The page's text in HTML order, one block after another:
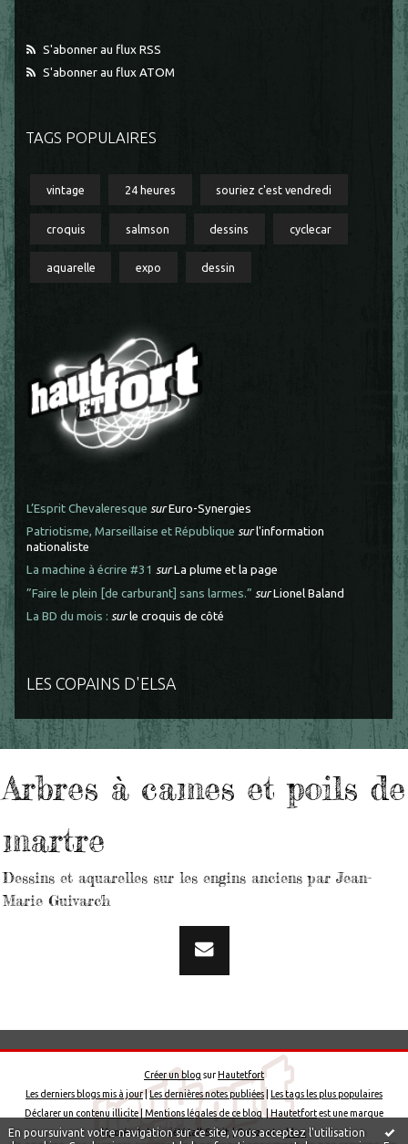
En poursuivant votre navigation sur ce site, vous acceptez l'utilisation
S'abonner au flux RSS
S'abonner au flux ATOM
TAGS POPULAIRES
vintage 24 heures souriez c'est vendredi
croquis salmson dessins cyclecar
aquarelle expo dessin
L’Esprit Chevaleresque surEuro-Synergies
Patriotisme, Marseillaise et République surl'information
nationaliste
La machine à écrire #31 surLa plume et la page
”Faire le plein [de carburant] sans larmes.” surLionel Baland
La BD du mois : surle croquis de côté
LES COPAINS D'ELSA
Arbres à cames et poils de
martre
Dessins et aquarelles sur les engins anciens par Jean-
Marie Guivarc'h
Créer un blog surHautetfort
Les derniers blogs mis à jour|Les dernières notes publiées Les tags les plus populaires
Déclarer un contenu illicite Mentions légales de ce blog|Hautetfortest une marque
déposée de la société talkSpirit | Créez votreblog !